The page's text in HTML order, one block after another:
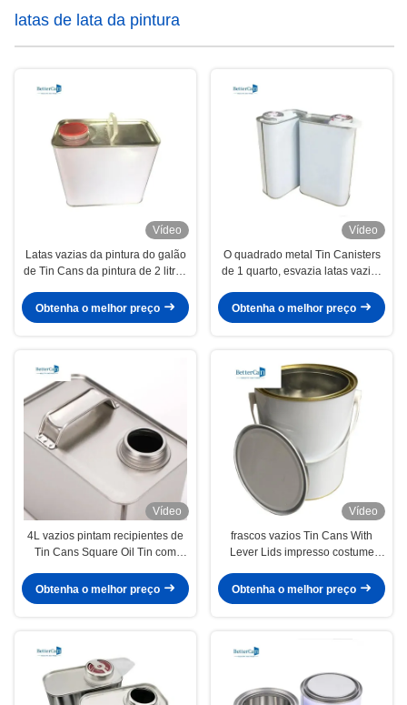
latas de lata da pintura
Vídeo
Latas vazias da pintura do galão
de Tin Cans da pintura de 2 litros
embalagem do diluidor
Obtenha o melhor preço
Vídeo
O quadrado metal Tin Canisters
de 1 quarto, esvazia latas vazias
plástica
Obtenha o melhor preço
Vídeo
4L vazios pintam recipientes de
Tin Cans Square Oil Tin com
Obtenha o melhor preço
Vídeo
frascos vazios Tin Cans With
Lever Lids impresso costume
Obtenha o melhor preço